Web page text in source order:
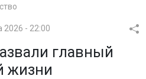
2026 - 22:00
главный
жизни